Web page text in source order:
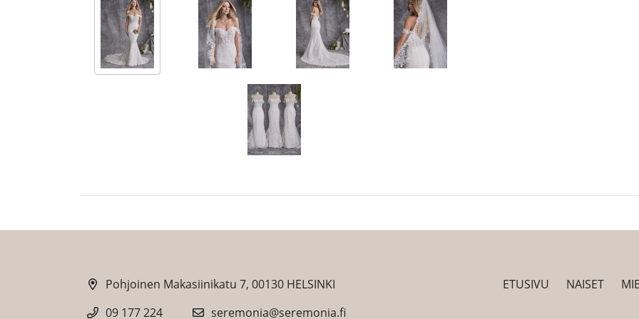
Pohjoinen Makasiinikatu 7, 00130 HELSINKI
09 177 224
seremonia@seremonia.fi
ETUSIVU NAISET